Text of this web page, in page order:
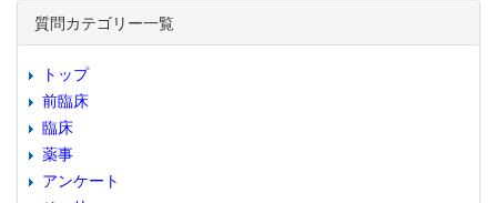
質問カテゴリー一覧
トップ
前臨床
臨床
薬事
アンケート